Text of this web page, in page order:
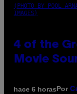
(PHOTO BY POOL
IMAGES)
4 of the
Movie
hace 6 horasPor